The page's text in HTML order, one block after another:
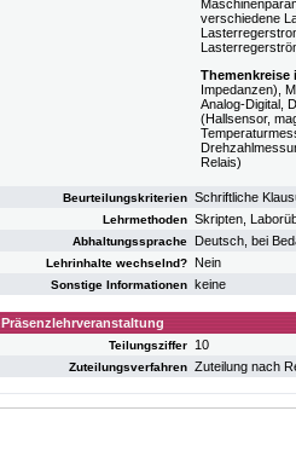
verschiedene
Themenkreise
Impedanzen),
Analog-Digital,
(Hallsensor,
Relais)
Beurteilungskriterien Schriftliche
Lehrmethoden Skripten,
Abhaltungssprache Deutsch, bei
Lehrinhalte wechselnd? Nein
Sonstige Informationen keine
Präsenzlehrveranstaltung
Teilungsziffer 10
Zuteilungsverfahren Zuteilung nach